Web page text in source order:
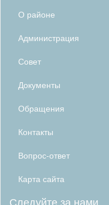
О районе
Администрация
Совет
Документы
Обращения
Контакты
Вопрос-ответ
Карта сайта
Следуйте за нами